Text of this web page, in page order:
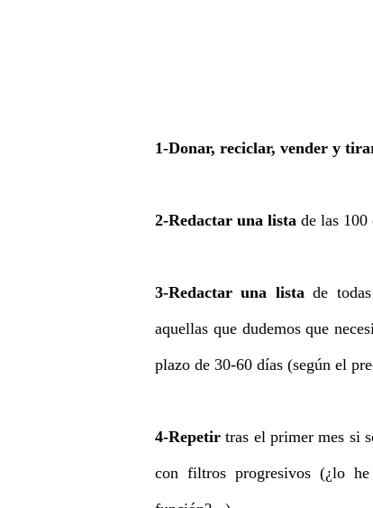
1-Donar, reciclar, vender y
2-Redactar una lista de las 100
3-Redactar una lista de
aquellas que dudemos que
plazo de 30-60 días (según el
4-Repetir tras el primer mes si
con filtros progresivos (¿lo